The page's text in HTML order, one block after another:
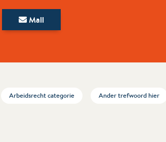
Mail
Arbeidsrecht categorie Ander trefwoord hier